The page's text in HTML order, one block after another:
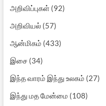
அறிவிப்புகள்(92)
அறிவியல்(57)
ஆன்மிகம் (433)
இசை(34)
இந்த வாரம் இந்து உலகம் (27)
இந்து மத மேன்மை (108)